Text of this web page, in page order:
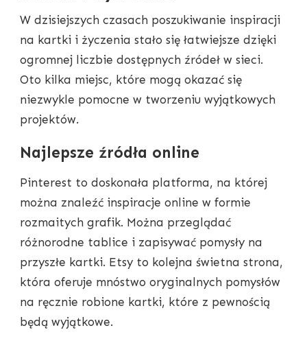
W dzisiejszych czasach poszukiwanie inspiracji
na kartki i życzenia stało się łatwiejsze dzięki
ogromnej liczbie dostępnych źródeł w sieci.
Oto kilka miejsc, które mogą okazać się
niezwykle pomocne w tworzeniu wyjątkowych
projektów.
Najlepsze źródła online
Pinterest to doskonała platforma, na której
można znaleźć inspiracje online w formie
rozmaitych grafik. Można przeglądać
różnorodne tablice i zapisywać pomysły na
przyszłe kartki. Etsy to kolejna świetna strona,
która oferuje mnóstwo oryginalnych pomysłów
na ręcznie robione kartki, które z pewnością
będą wyjątkowe.